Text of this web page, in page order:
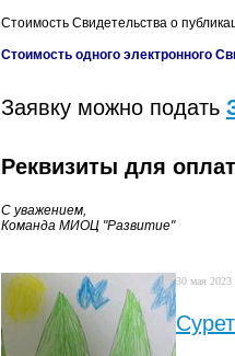
Стоимость Свидетельства о
Стоимость одного электронного
Заявку можно подать
Реквизиты для
С уважением,
Команда МИОЦ "Развитие"
30 мая 2023